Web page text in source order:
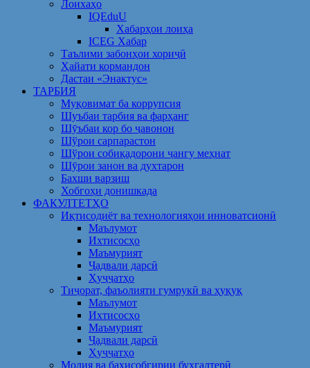
Лоихаҳо
IQEduU
Хабарҳои лоиҳа
ICEG Хабар
Таълими забонҳои хориҷӣ
Ҳайати кормандон
Дастаи «Энактус»
ТАРБИЯ
Муқовимат ба коррупсия
Шуъбаи тарбия ва фарҳанг
Шӯъбаи кор бо ҷавонон
Шўрои сарпарастон
Шўрои собиқадорони ҷангу меҳнат
Шӯрои занон ва духтарон
Бахши варзиш
Хобгоҳи донишкада
ФАКУЛТЕТҲО
Иқтисодиёт ва технологияҳои инноватсионӣ
Маълумот
Ихтисосҳо
Маъмурият
Ҷадвали дарсӣ
Ҳуҷҷатҳо
Тиҷорат, фаъолияти гумрукӣ ва ҳуқуқ
Маълумот
Ихтисосҳо
Маъмурият
Ҷадвали дарсӣ
Ҳуҷҷатҳо
Молия ва баҳисобгирии бухгалтерӣ